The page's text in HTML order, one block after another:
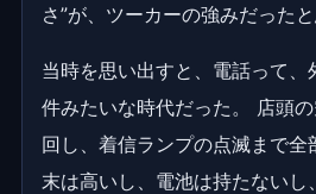
さ”が、ツーカーの強みだったと
当時を思い出すと、電話って、
件みたいな時代だった。 店頭
回し、着信ランプの点滅まで全
末は高いし、電池は持たないし